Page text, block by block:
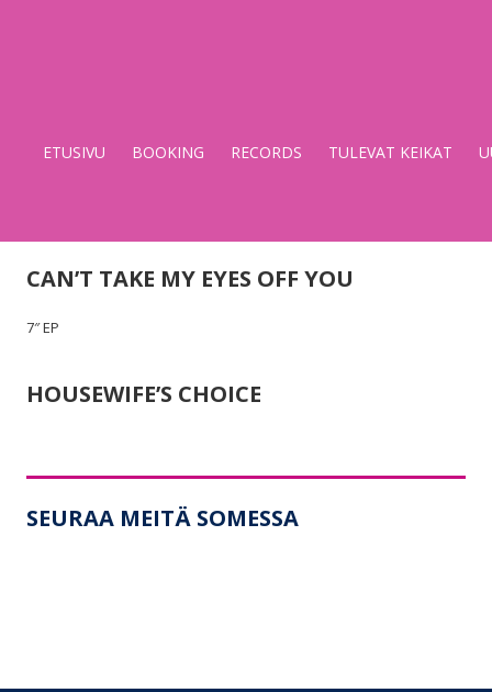
&
ETUSIVU BOOKING RECORDS TULEVAT KEIKAT
CAN’T TAKE MY EYES OFF YOU
7″ EP
HOUSEWIFE’S CHOICE
SEURAA MEITÄ SOMESSA